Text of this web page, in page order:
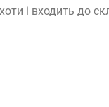
і входить до